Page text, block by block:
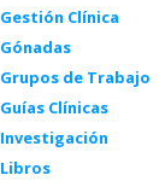
Gestión Clínica
Gónadas
Grupos de Trabajo
Guías Clínicas
Investigación
Libros